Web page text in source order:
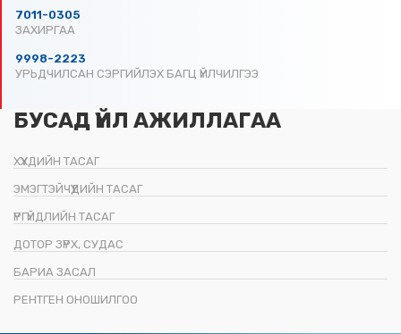
7011-0305
ЗАХИРГАА
9998-2223
УРЬДЧИЛСАН СЭРГИЙЛЭХ БАГЦ ҮЙЛЧИЛГЭЭ
БУСАД ҮЙЛ АЖИЛЛАГАА
ХҮҮХДИЙН ТАСАГ
ЭМЭГТЭЙЧҮҮДИЙН ТАСАГ
ҮРГҮЙДЛИЙН ТАСАГ
ДОТОР ЗҮРХ, СУДАС
БАРИА ЗАСАЛ
РЕНТГЕН ОНОШИЛГОО